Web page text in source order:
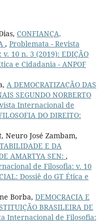
CONFIANÇA,
, Problemata - Revista
10 n. 3 (2019): EDIÇÃO
e Cidadania - ANPOF
A DEMOCRATIZAÇÃO DAS
SEGUNDO NORBERTO
Internacional de
DO DIREITO:
José Zambam,
E DA
AMARTYA SEN: ,
de Filosofia: v. 10
Dossiê do GT Ética e
Borba, DEMOCRACIA E
BRASILEIRA DE
Internacional de Filosofia: